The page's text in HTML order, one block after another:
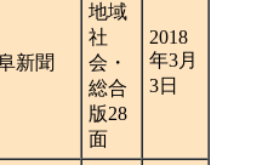
新聞
地域
社
会・
総合
版28
面
2018
年3月
3日